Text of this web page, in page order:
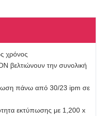
χρόνος
βελτιώνουν την συνολική
πάνω από 30/23 ipm σε
εκτύπωσης με 1,200 x